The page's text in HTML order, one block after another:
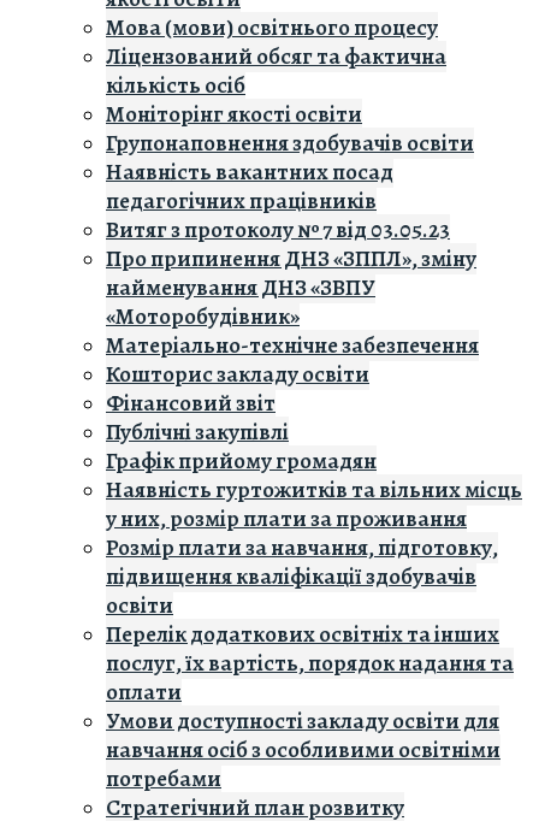
Мова (мови) освітнього процесу
Ліцензований обсяг та фактична
кількість осіб
Моніторінг якості освіти
Групонаповнення здобувачів освіти
Наявність вакантних посад
педагогічних працівників
Витяг з протоколу № 7 від 03.05.23
Про припинення ДНЗ «ЗППЛ», зміну
найменування ДНЗ «ЗВПУ
«Моторобудівник»
Матеріально-технічне забезпечення
Кошторис закладу освiти
Фінансовий звіт
Публічні закупівлі
Графік прийому громадян
Наявність гуртожитків та вільних місць
у них, розмір плати за проживання
Розмір плати за навчання, підготовку,
підвищення кваліфікації здобувачів
освіти
Перелік додаткових освітніх та інших
послуг, їх вартість, порядок надання та
оплати
Умови доступності закладу освіти для
навчання осіб з особливими освітніми
потребами
Стратегічний план розвитку